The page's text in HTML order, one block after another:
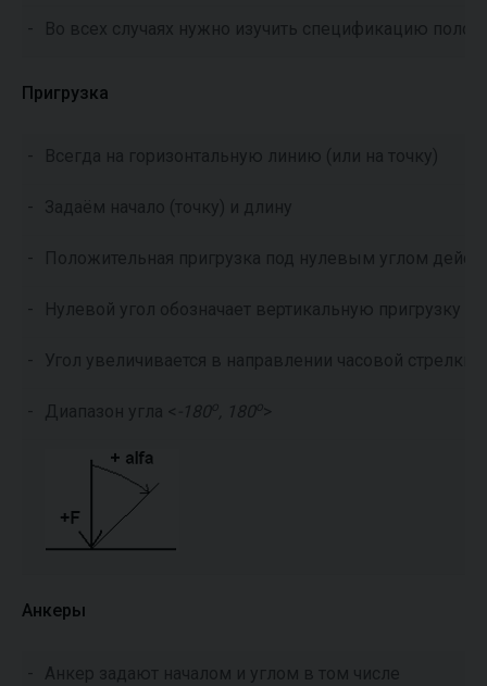
- Во всех случаях нужно изучить спецификацию
Пригрузка
- Всегда на горизонтальную линию (или на точку)
- Задаём начало (точку) и длину
- Положительная пригрузка под нулевым углом
- Нулевой угол обозначает вертикальную пригрузку
- Угол увеличивается в направлении часовой стрелки
- Диапазон угла < -180o , 180o >
Анкеры
- Анкер задают началом и углом в том числе